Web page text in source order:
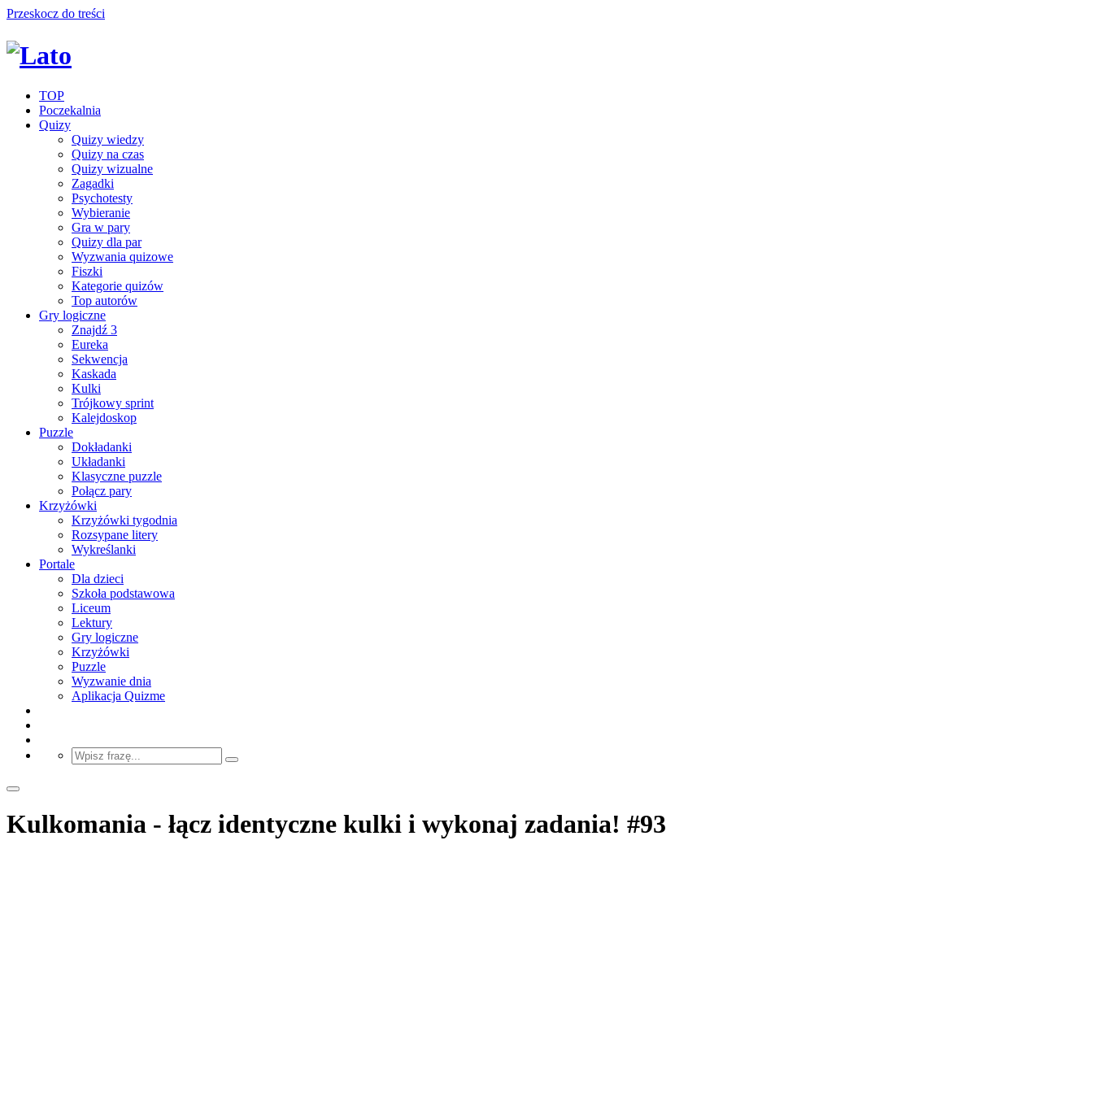
Przeskocz do treści
TOP
Poczekalnia
Quizy
Quizy wiedzy
Quizy na czas
Quizy wizualne
Zagadki
Psychotesty
Wybieranie
Gra w pary
Quizy dla par
Wyzwania quizowe
Fiszki
Kategorie quizów
Top autorów
Gry logiczne
Znajdź 3
Eureka
Sekwencja
Kaskada
Kulki
Trójkowy sprint
Kalejdoskop
Puzzle
Dokładanki
Układanki
Klasyczne puzzle
Połącz pary
Krzyżówki
Krzyżówki tygodnia
Rozsypane litery
Wykreślanki
Portale
Dla dzieci
Szkoła podstawowa
Liceum
Lektury
Gry logiczne
Krzyżówki
Puzzle
Wyzwanie dnia
Aplikacja Quizme
Kulkomania - łącz identyczne kulki i wykonaj zadania! #93